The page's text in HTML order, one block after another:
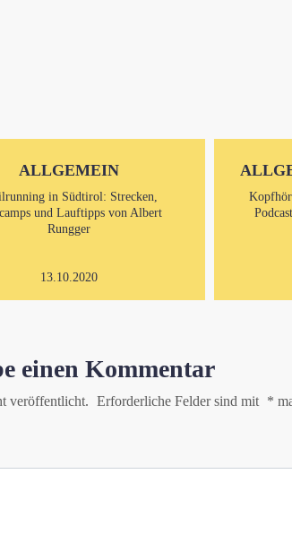
ALLGEMEIN
in Südtirol: Strecken,
und Lauftipps von Albert
Rungger
13.10.2020
einen Kommentar
veröffentlicht. Erforderliche Felder sind mit *